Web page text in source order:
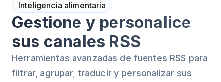
Inteligencia alimentaria
Gestione y personalice
sus canales RSS
Herramientas avanzadas de fuentes RSS para
filtrar, agrupar, traducir y personalizar sus